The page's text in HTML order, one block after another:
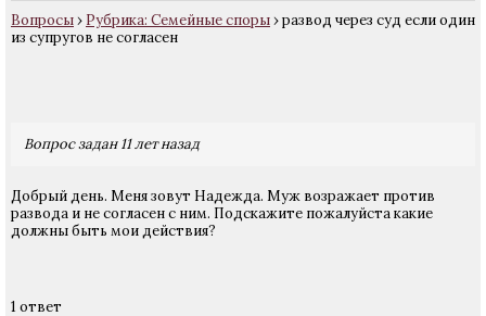
Вопросы› Рубрика: Семейные споры›развод через суд если один
из супругов не согласен
Вопрос задан 11 лет назад
Добрый день. Меня зовут Надежда. Муж возражает против
развода и не согласен с ним. Подскажите пожалуйста какие
должны быть мои действия?
1 ответ